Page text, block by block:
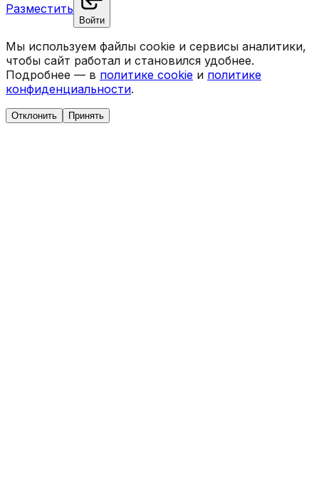
Разместить
Войти
Мы используем файлы cookie и сервисы аналитики,
чтобы сайт работал и становился удобнее.
Подробнее — в политике cookie и политике
конфиденциальности.
Отклонить Принять